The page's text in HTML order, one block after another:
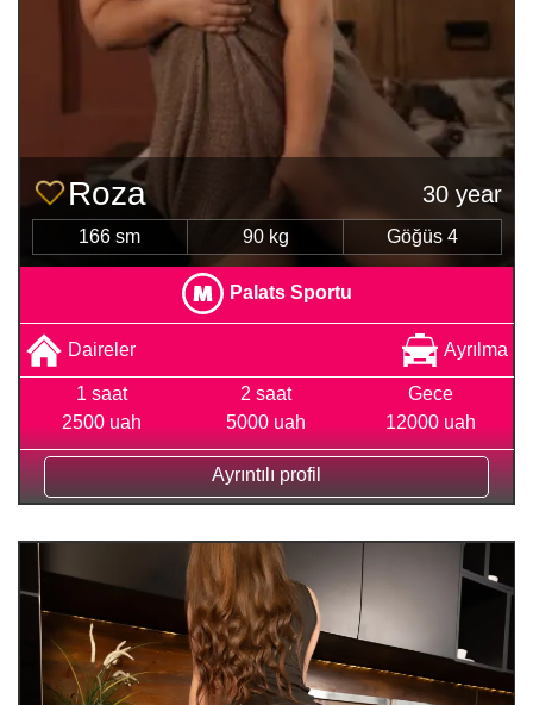
Roza 30 year
166 sm 90 kg Göğüs 4
Palats Sportu
Daireler Ayrılma
1 saat
2500 uah
2 saat
5000 uah
Gece
12000 uah
Ayrıntılı profil